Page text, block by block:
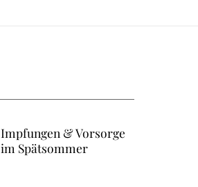
Impfungen & Vorsorge
im Spätsommer